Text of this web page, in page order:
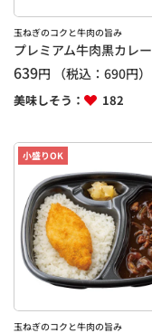
玉ねぎのコクと牛肉の旨み
プレミアム牛肉黒カレー
639円 （税込： 690円）
美味しそう： 182
小盛りOK
玉ねぎのコクと牛肉の旨み